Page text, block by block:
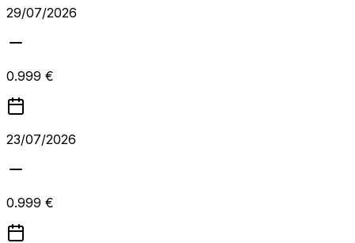
29/07/2026
0.999 €
23/07/2026
0.999 €